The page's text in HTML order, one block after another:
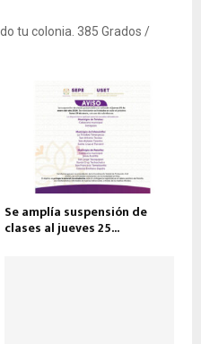
tu colonia. 385 Grados /
Se amplía suspensión de
clases al jueves 25...